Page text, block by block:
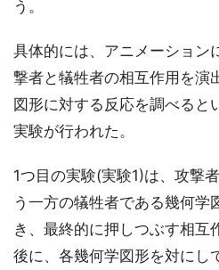
う。
具体的には、アニメーション
撃者と犠牲者の相互作用を演
図形に対する反応を調べると
実験が行われた。
1つ目の実験(実験1)は、攻撃
う一方の犠牲者である幾何学
き、最終的に押しつぶす相互
後に、各幾何学図形を対にし